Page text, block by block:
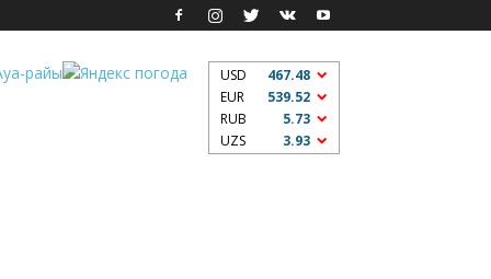
USD
467.48
EUR
539.52
RUB
5.73
UZS
3.93